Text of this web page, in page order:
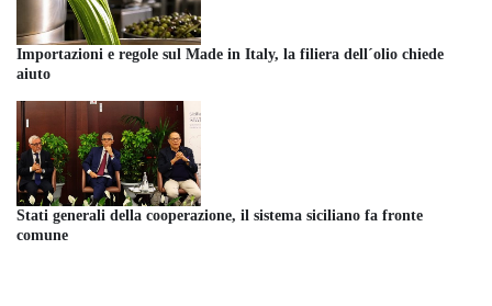
Importazioni e regole sul Made in Italy, la filiera dell´olio chiede
aiuto
Stati generali della cooperazione, il sistema siciliano fa fronte
comune